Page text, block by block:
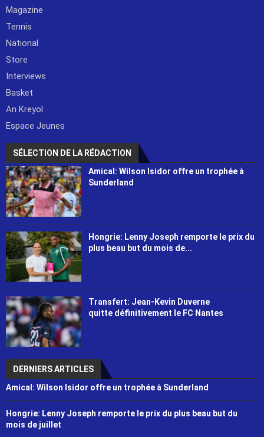
Magazine
Tennis
National
Store
Interviews
Basket
An Kreyol
Espace Jeunes
SÉLECTION DE LA RÉDACTION
Amical: Wilson Isidor offre un trophée à
Sunderland
Hongrie: Lenny Joseph remporte le prix du
plus beau but du mois de...
Transfert: Jean-Kevin Duverne
quitte définitivement le FC Nantes
DERNIERS ARTICLES
Amical: Wilson Isidor offre un trophée à Sunderland
Hongrie: Lenny Joseph remporte le prix du plus beau but du
mois de juillet